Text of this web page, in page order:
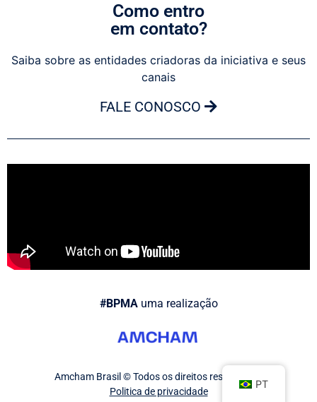
Como entro
em contato?
Saiba sobre as entidades criadoras da iniciativa e seus
canais
FALE CONOSCO
#BPMAuma realização
Amcham Brasil © Todos os direitos reservados.
Politica de privacidade
PT